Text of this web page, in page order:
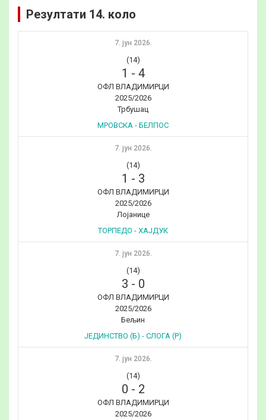
Резултати 14. коло
7. јун 2026.
(14)
1 - 4
ОФЛ ВЛАДИМИРЦИ
2025/2026
Трбушац
МРОВСКА - БЕЛПОС
7. јун 2026.
(14)
1 - 3
ОФЛ ВЛАДИМИРЦИ
2025/2026
Лојанице
ТОРПЕДО - ХАЈДУК
7. јун 2026.
(14)
3 - 0
ОФЛ ВЛАДИМИРЦИ
2025/2026
Бељин
ЈЕДИНСТВО (Б) - СЛОГА (Р)
7. јун 2026.
(14)
0 - 2
ОФЛ ВЛАДИМИРЦИ
2025/2026